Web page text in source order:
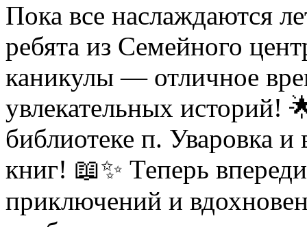
Пока все наслаждаются
ребята из Семейного
каникулы — отличное
увлекательных историй!
библиотеке п. Уваровка
книг! 📖✨ Теперь
приключений и